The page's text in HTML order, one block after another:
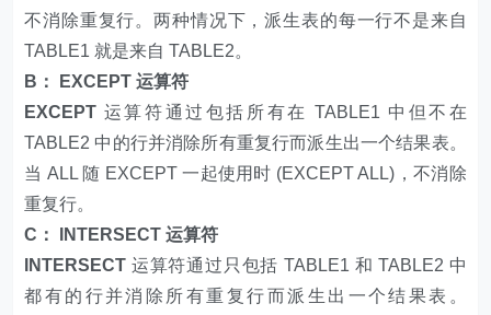
不消除重复行。两种情况下，派生表的每一行不是来自
TABLE1 就是来自 TABLE2。
B： EXCEPT 运算符
EXCEPT 运算符通过包括所有在 TABLE1 中但不在
TABLE2 中的行并消除所有重复行而派生出一个结果表。
当 ALL 随 EXCEPT 一起使用时 (EXCEPT ALL)，不消除
重复行。
C： INTERSECT 运算符
INTERSECT 运算符通过只包括 TABLE1 和 TABLE2 中
都有的行并消除所有重复行而派生出一个结果表。